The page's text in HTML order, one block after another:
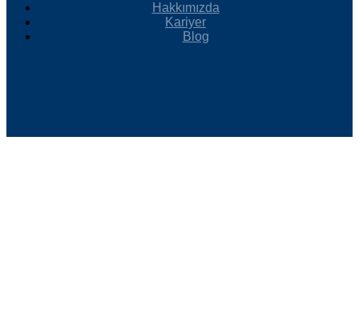
Hakkımızda
Kariyer
Blog